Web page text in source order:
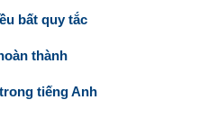
bất quy tắc
thành
tiếng Anh